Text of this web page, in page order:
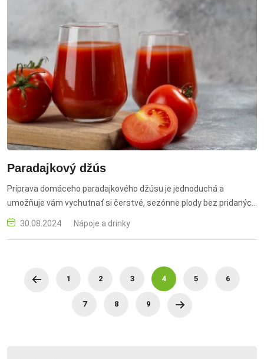
Paradajkový džús
Príprava domáceho paradajkového džúsu je jednoduchá a
umožňuje vám vychutnať si čerstvé, sezónne plody bez pridaných
konzervantov. paradajkový džús, nápoje, čerstvé džúsy, zdravé
30.08.2024 Nápoje a drinky
1 2 3 4 5 6
7 8 9